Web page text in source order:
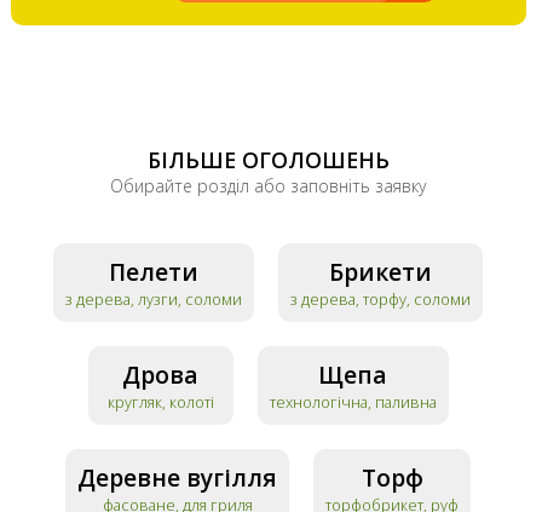
БІЛЬШЕ ОГОЛОШЕНЬ
Обирайте розділ або заповніть заявку
Пелети
з дерева, лузги, соломи
Брикети
з дерева, торфу, соломи
Дрова
кругляк, колоті
Щепа
технологічна, паливна
Деревне вугілля
фасоване, для гриля
Торф
торфобрикет, руф